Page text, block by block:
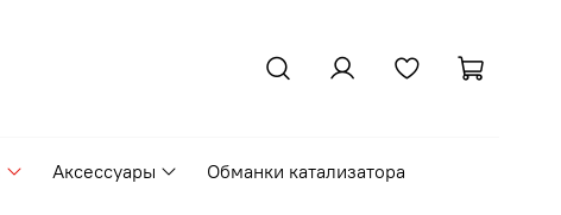
Аксессуары Обманки катализатора